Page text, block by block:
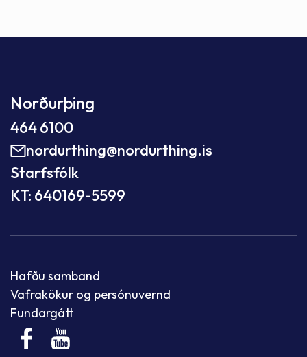
Norðurþing
464 6100
nordurthing@nordurthing.is
Starfsfólk
KT: 640169-5599
Hafðu samband
Vafrakökur og persónuvernd
Fundargátt